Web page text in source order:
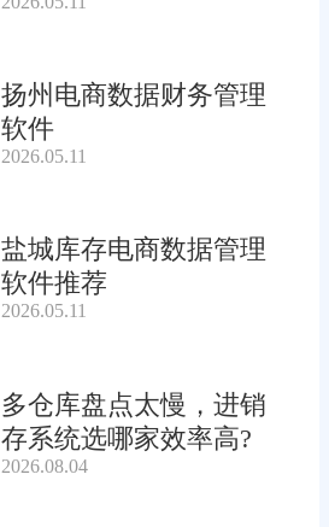
扬州电商数据财务管理
软件
2026.05.11
盐城库存电商数据管理
软件推荐
2026.05.11
多仓库盘点太慢，进销
存系统选哪家效率高?
2026.08.04